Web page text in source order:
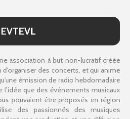
EVTEVL
association à but non-lucratif créée
d’organiser des concerts, et qui anime
émission de radio hebdomadaire
l’idée que des évènements musicaux
pouvaient être proposés en région
des passionnés des musiques